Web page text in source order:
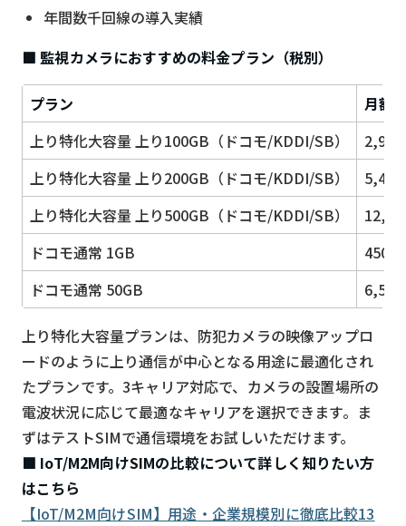
年間数千回線の導入実績
■ 監視カメラにおすすめの料金プラン（税別）
プラン
月額
上り特化大容量 上り100GB（ドコモ/KDDI/SB）
2,980
上り特化大容量 上り200GB（ドコモ/KDDI/SB）
5,400
上り特化大容量 上り500GB（ドコモ/KDDI/SB）
ドコモ通常 1GB
450円
ドコモ通常 50GB
6,500
上り特化大容量プランは、防犯カメラの映像アップロ
ードのように上り通信が中心となる用途に最適化され
たプランです。3キャリア対応で、カメラの設置場所の
電波状況に応じて最適なキャリアを選択できます。ま
ずはテストSIMで通信環境をお試しいただけます。
■ IoT/M2M向けSIMの比較について詳しく知りたい方
はこちら
【IoT/M2M向けSIM】用途・企業規模別に徹底比較13